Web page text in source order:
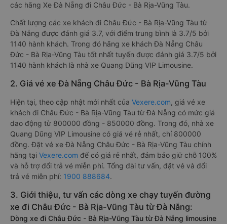
các hãng Xe Đà Nẵng đi Châu Đức - Bà Rịa-Vũng Tàu.
Chất lượng các xe khách đi Châu Đức - Bà Rịa-Vũng Tàu từ
Đà Nẵng được đánh giá 3.7, với điểm trung bình là 3.7/5 bởi
1140 hành khách. Trong đó hãng xe khách Đà Nẵng Châu
Đức - Bà Rịa-Vũng Tàu tốt nhất tuyến được đánh giá 3.7/5 bởi
1140 hành khách là nhà xe Quang Dũng VIP Limousine.
2. Giá vé xe Đà Nẵng Châu Đức - Bà Rịa-Vũng Tàu
Hiện tại, theo cập nhật mới nhất của Vexere.com, giá vé xe
khách đi Châu Đức - Bà Rịa-Vũng Tàu từ Đà Nẵng có mức giá
dao động từ 800000 đồng - 850000 đồng. Trong đó, nhà xe
Quang Dũng VIP Limousine có giá vé rẻ nhất, chỉ 800000
đồng. Đặt vé xe Đà Nẵng Châu Đức - Bà Rịa-Vũng Tàu chính
hãng tại Vexere.com để có giá rẻ nhất, đảm bảo giữ chỗ 100%
và hỗ trợ đổi trả vé miễn phí. Tổng đài tư vấn, đặt vé và đổi
trả vé miễn phí: 1900 888684.
3. Giới thiệu, tư vấn các dòng xe chạy tuyến đường
xe đi Châu Đức - Bà Rịa-Vũng Tàu từ Đà Nẵng:
Dòng xe đi Châu Đức - Bà Rịa-Vũng Tàu từ Đà Nẵng limousine